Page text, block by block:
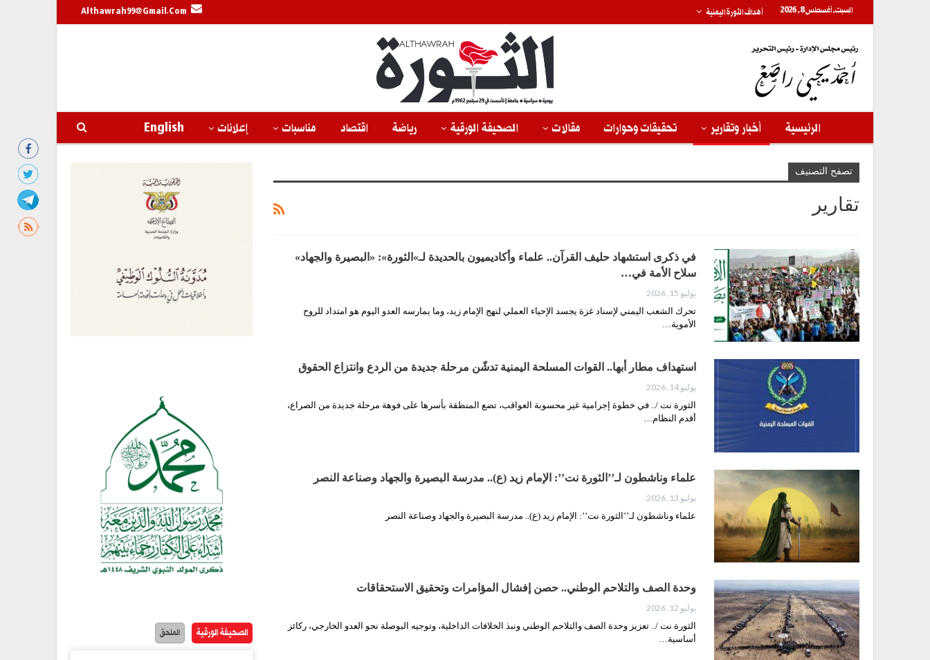
السبت, أغسطس 8, 2026 أهداف الثورة اليمنية Althawrah99@gmail.com
الرئيسية أخبار وتقارير تحقيقات وحوارات مقالات الصحيفة الورقية رياضة اقتصاد مناسبات إعلانات English
تصفح التصنيف
تقارير
في ذكرى استشهاد حليف القرآن.. علماء وأكاديميون بالحديدة لـ»الثورة»: «البصيرة والجهاد»
سلاح الأمة في…
يوليو 15, 2026
تحرك الشعب اليمني لإسناد غزة يجسد الإحياء العملي لنهج الإمام زيد، وما يمارسه العدو اليوم هو امتداد للروح
الأموية…
استهداف مطار أبها.. القوات المسلحة اليمنية تدشّن مرحلة جديدة من الردع وانتزاع الحقوق
يوليو 14, 2026
الثورة نت /.. في خطوة إجرامية غير محسوبة العواقب، تضع المنطقة بأسرها على فوهة مرحلة جديدة من الصراع،
أقدم النظام…
علماء وناشطون لـ’’الثورة نت’’: الإمام زيد (ع).. مدرسة البصيرة والجهاد وصناعة النصر
يوليو 13, 2026
علماء وناشطون لـ’’الثورة نت’’: الإمام زيد (ع).. مدرسة البصيرة والجهاد وصناعة النصر
وحدة الصف والتلاحم الوطني.. حصن إفشال المؤامرات وتحقيق الاستحقاقات
يوليو 12, 2026
الثورة نت /.. تعزيز وحدة الصف والتلاحم الوطني ونبذ الخلافات الداخلية، وتوجيه البوصلة نحو العدو الخارجي، ركائز
أساسية…
الصحيفة الورقية الملحق